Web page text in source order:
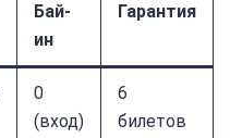
Бай-
ин
Гарантия
0
(вход)
6
билетов